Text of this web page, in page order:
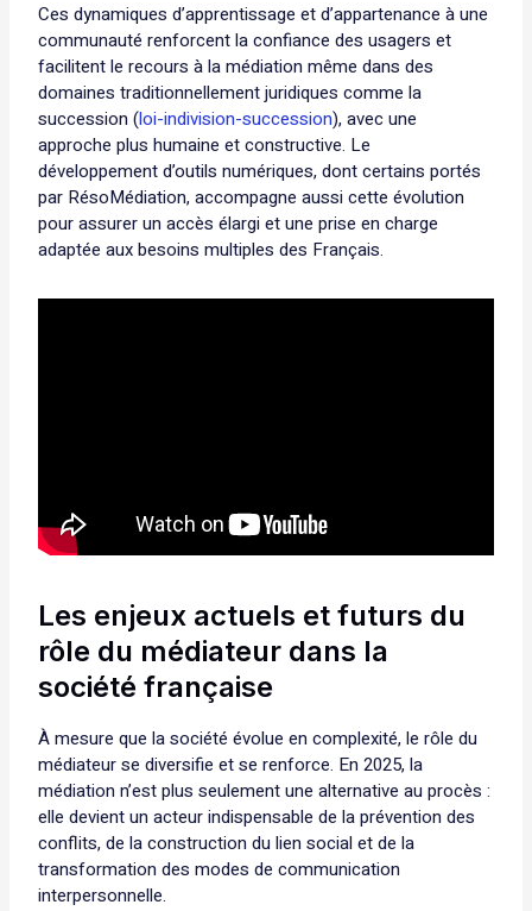
Ces dynamiques d’apprentissage et d’appartenance à une
communauté renforcent la confiance des usagers et
facilitent le recours à la médiation même dans des
domaines traditionnellement juridiques comme la
succession (loi-indivision-succession), avec une
approche plus humaine et constructive. Le
développement d’outils numériques, dont certains portés
par RésoMédiation, accompagne aussi cette évolution
pour assurer un accès élargi et une prise en charge
adaptée aux besoins multiples des Français.
Les enjeux actuels et futurs du
rôle du médiateur dans la
société française
À mesure que la société évolue en complexité, le rôle du
médiateur se diversifie et se renforce. En 2025, la
médiation n’est plus seulement une alternative au procès :
elle devient un acteur indispensable de la prévention des
conflits, de la construction du lien social et de la
transformation des modes de communication
interpersonnelle.